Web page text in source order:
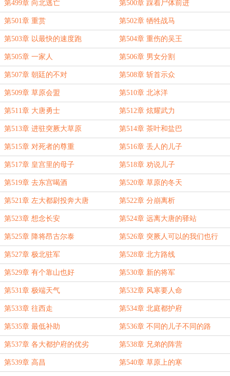
第499章 向北逃亡 第500章 踩着尸体前进
第501章 重赏 第502章 牺牲战马
第503章 以最快的速度跑 第504章 重伤的吴王
第505章 一家人 第506章 男女分割
第507章 朝廷的不对 第508章 斩首示众
第509章 草原会盟 第510章 北冰洋
第511章 大唐勇士 第512章 炫耀武力
第513章 进驻突厥大草原 第514章 茶叶和盐巴
第515章 对死者的尊重 第516章 丢人的儿子
第517章 皇宫里的母子 第518章 劝说儿子
第519章 去东宫喝酒 第520章 草原的冬天
第521章 左大都尉投奔大唐 第522章 分崩离析
第523章 想念长安 第524章 远离大唐的驿站
第525章 降将昂古尔泰 第526章 突厥人可以的我们也行
第527章 极北驻军 第528章 北方路线
第529章 有个靠山也好 第530章 新的将军
第531章 极端天气 第532章 风寒要人命
第533章 往西走 第534章 北庭都护府
第535章 最低补助 第536章 不同的儿子不同的路
第537章 各大都护府的优劣 第538章 兄弟的阵营
第539章 高昌 第540章 草原上的寒